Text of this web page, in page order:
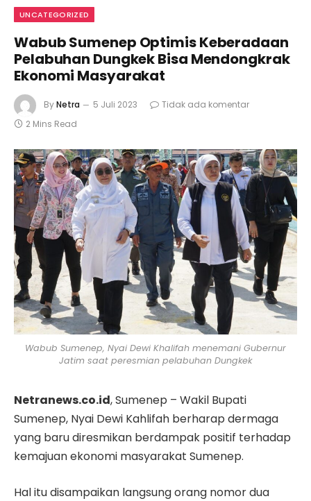
UNCATEGORIZED
Wabub Sumenep Optimis Keberadaan
Pelabuhan Dungkek Bisa Mendongkrak
Ekonomi Masyarakat
ByNetra 5 Juli 2023
Tidak ada komentar
2 Mins Read
Wabub Sumenep, Nyai Dewi Khalifah menemani Gubernur
Jatim saat peresmian pelabuhan Dungkek
Netranews.co.id, Sumenep – Wakil Bupati
Sumenep, Nyai Dewi Kahlifah berharap dermaga
yang baru diresmikan berdampak positif terhadap
kemajuan ekonomi masyarakat Sumenep.
Hal itu disampaikan langsung orang nomor dua